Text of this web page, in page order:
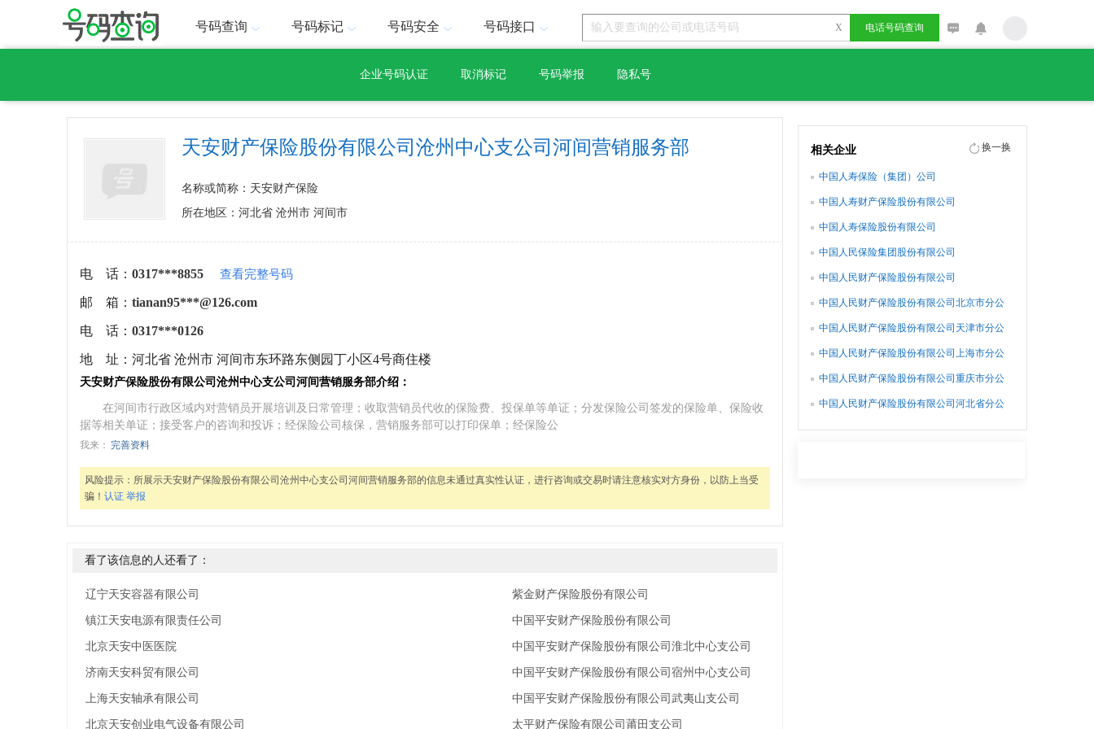
号码查询 号码标记 号码安全 号码接口 X 电话号码查询
企业号码认证 取消标记 号码举报 隐私号
天安财产保险股份有限公司沧州中心支公司河间营销服务部
名称或简称：天安财产保险
所在地区：河北省 沧州市 河间市
电 话： 0317***8855 查看完整号码
邮 箱： tianan95***@126.com
电 话： 0317***0126
地 址： 河北省 沧州市 河间市东环路东侧园丁小区4号商住楼
天安财产保险股份有限公司沧州中心支公司河间营销服务部介绍：
在河间市行政区域内对营销员开展培训及日常管理；收取营销员代收的保险费、投保单等单证；分发保险公司签发的保险单、保险收
据等相关单证；接受客户的咨询和投诉；经保险公司核保，营销服务部可以打印保单；经保险公
我来： 完善资料
风险提示： 所展示天安财产保险股份有限公司沧州中心支公司河间营销服务部的信息未通过真实性认证，进行咨询或交易时请注意核实对方身份，以防上当受
骗！ 认证 举报
看了该信息的人还看了：
辽宁天安容器有限公司
镇江天安电源有限责任公司
北京天安中医医院
济南天安科贸有限公司
上海天安轴承有限公司
北京天安创业电气设备有限公司
紫金财产保险股份有限公司
中国平安财产保险股份有限公司
中国平安财产保险股份有限公司淮北中心支公司
中国平安财产保险股份有限公司宿州中心支公司
中国平安财产保险股份有限公司武夷山支公司
太平财产保险有限公司莆田支公司
相关企业 换一换
中国人寿保险（集团）公司
中国人寿财产保险股份有限公司
中国人寿保险股份有限公司
中国人民保险集团股份有限公司
中国人民财产保险股份有限公司
中国人民财产保险股份有限公司北京市分公
中国人民财产保险股份有限公司天津市分公
中国人民财产保险股份有限公司上海市分公
中国人民财产保险股份有限公司重庆市分公
中国人民财产保险股份有限公司河北省分公